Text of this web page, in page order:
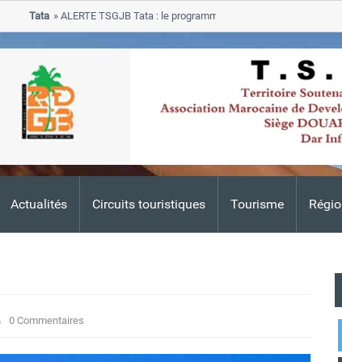
Actualités Circuits touristiques Tourisme
ALERTE TSGJB Tata : le programme de rehabilitation post-
progresse dans les zones sinistrees
0 Commentaires